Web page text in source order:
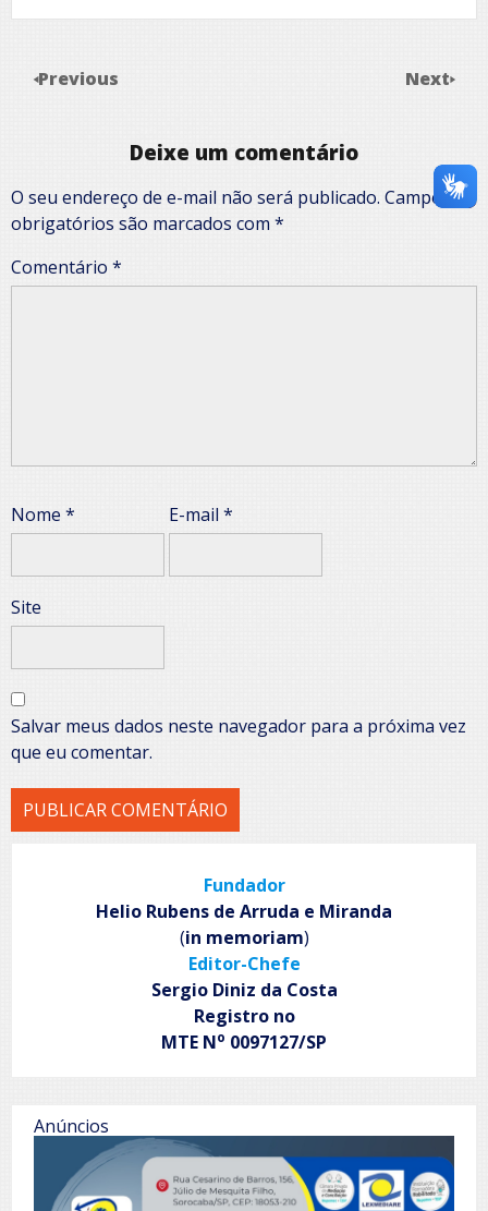
Previous Next
Deixe um comentário
O seu endereço de e-mail não será publicado. Campos
obrigatórios são marcados com *
Comentário *
Nome * E-mail*
Site
Salvar meus dados neste navegador para a próxima vez
que eu comentar.
Fundador
Helio Rubens de Arruda e Miranda
(in memoriam)
Editor-Chefe
Sergio Diniz da Costa
Registro no
MTE No 0097127/SP
Anúncios